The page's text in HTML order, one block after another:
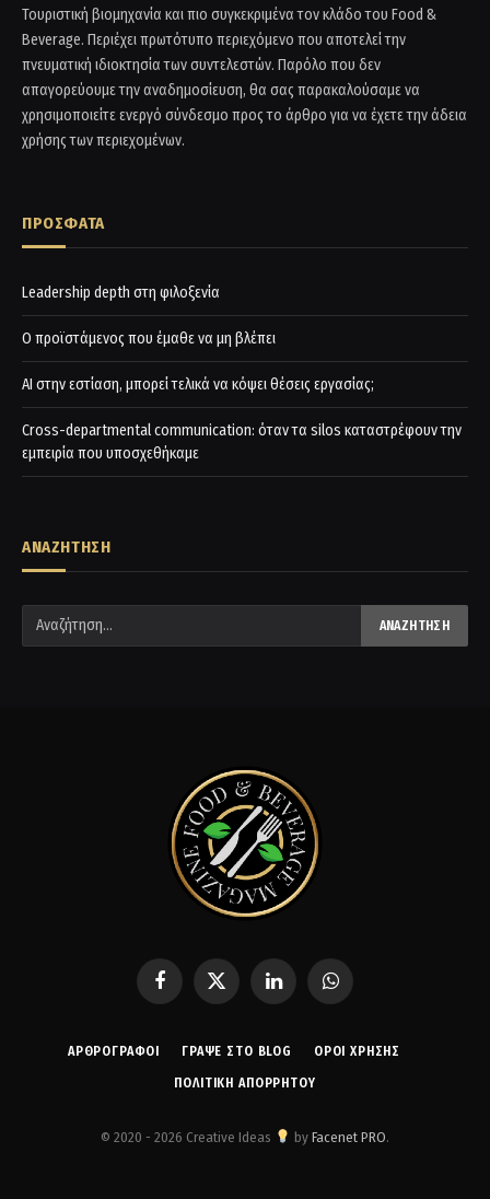
Τουριστική βιομηχανία και πιο συγκεκριμένα τον κλάδο του Food &
Beverage. Περιέχει πρωτότυπο περιεχόμενο που αποτελεί την
πνευματική ιδιοκτησία των συντελεστών. Παρόλο που δεν
απαγορεύουμε την αναδημοσίευση, θα σας παρακαλούσαμε να
χρησιμοποιείτε ενεργό σύνδεσμο προς το άρθρο για να έχετε την άδεια
χρήσης των περιεχομένων.
ΠΡΟΣΦΑΤΑ
Leadership depth στη φιλοξενία
Ο προϊστάμενος που έμαθε να μη βλέπει
AI στην εστίαση, μπορεί τελικά να κόψει θέσεις εργασίας;
Cross-departmental communication: όταν τα silos καταστρέφουν την
εμπειρία που υποσχεθήκαμε
ΑΝΑΖΗΤΗΣΗ
FacebookX
LinkedIn WhatsApp
ΑΡΘΡΟΓΡΑΦΟΙ ΓΡΆΨΕ ΣΤΟ BLOG ΌΡΟΙ ΧΡΉΣΗΣ
ΠΟΛΙΤΙΚΉ ΑΠΟΡΡΉΤΟΥ
© 2020 - 2026 Creative Ideas by Facenet PRO.